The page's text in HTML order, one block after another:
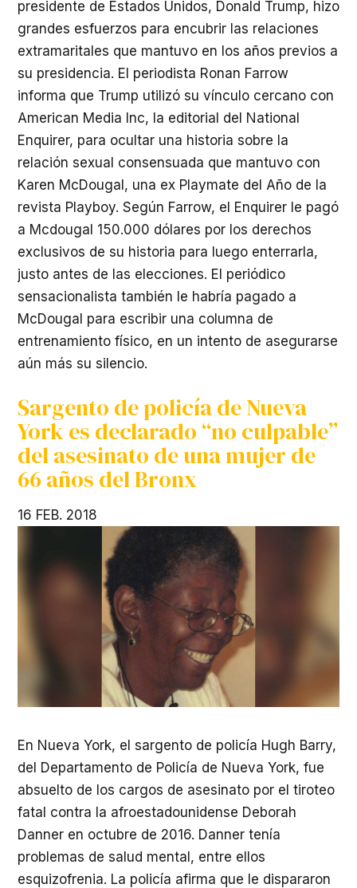
presidente de Estados Unidos, Donald Trump, hizo
grandes esfuerzos para encubrir las relaciones
extramaritales que mantuvo en los años previos a
su presidencia. El periodista Ronan Farrow
informa que Trump utilizó su vínculo cercano con
American Media Inc, la editorial del National
Enquirer, para ocultar una historia sobre la
relación sexual consensuada que mantuvo con
Karen McDougal, una ex Playmate del Año de la
revista Playboy. Según Farrow, el Enquirer le pagó
a Mcdougal 150.000 dólares por los derechos
exclusivos de su historia para luego enterrarla,
justo antes de las elecciones. El periódico
sensacionalista también le habría pagado a
McDougal para escribir una columna de
entrenamiento físico, en un intento de asegurarse
aún más su silencio.
Sargento de policía de Nueva
York es declarado “no culpable”
del asesinato de una mujer de
66 años del Bronx
16 FEB. 2018
En Nueva York, el sargento de policía Hugh Barry,
del Departamento de Policía de Nueva York, fue
absuelto de los cargos de asesinato por el tiroteo
fatal contra la afroestadounidense Deborah
Danner en octubre de 2016. Danner tenía
problemas de salud mental, entre ellos
esquizofrenia. La policía afirma que le dispararon